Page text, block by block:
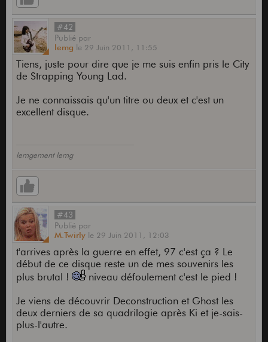
#42
Publié par
lemg le 29 Juin 2011, 11:55
Tiens, juste pour dire que je me suis enfin pris le City
de Strapping Young Lad.
Je ne connaissais qu'un titre ou deux et c'est un
excellent disque.
lemgement lemg
#43
Publié par
M.Twirly le 29 Juin 2011, 12:03
t'arrives après la guerre en effet, 97 c'est ça ? Le
début de ce disque reste un de mes souvenirs les
plus brutal !
niveau défoulement c'est le pied !
Je viens de découvrir Deconstruction et Ghost les
deux derniers de sa quadrilogie après Ki et je-sais-
plus-l'autre.